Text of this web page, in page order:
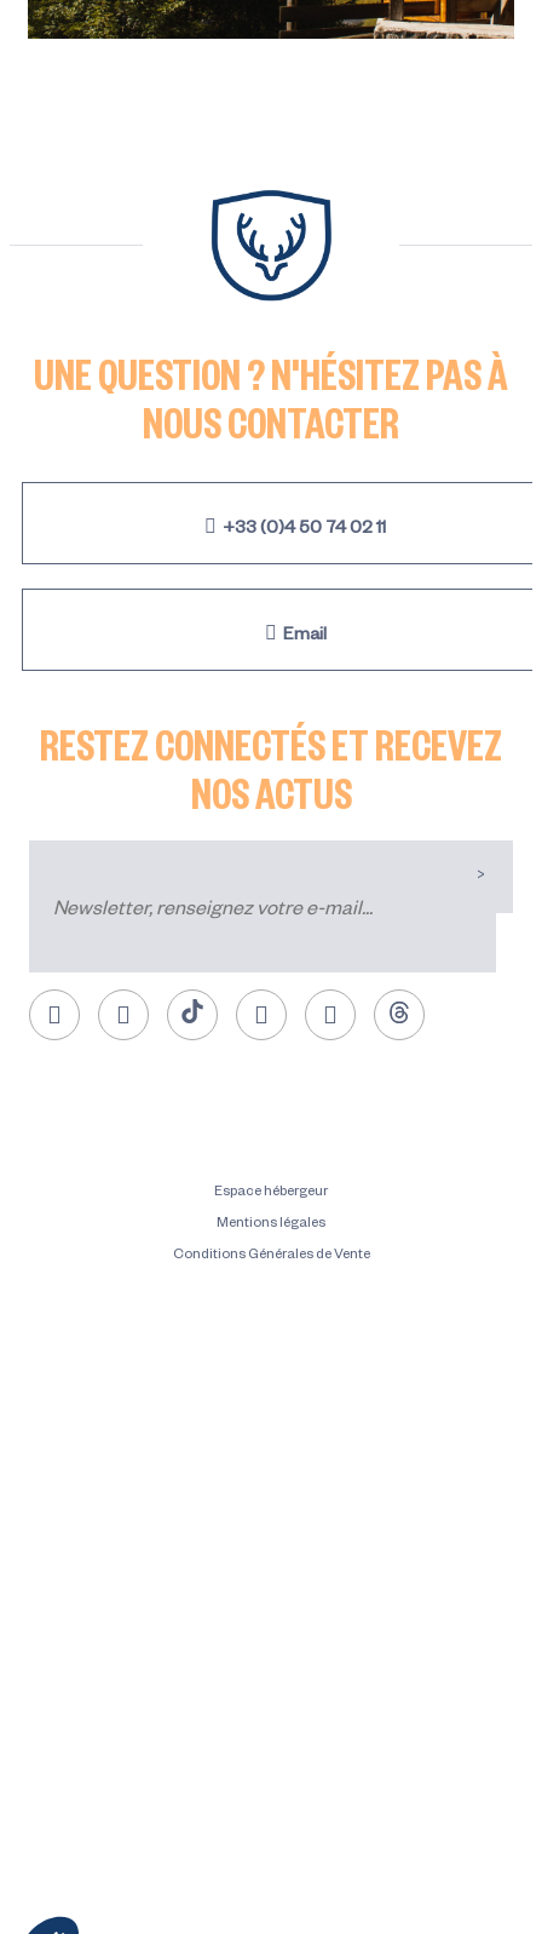
UNE QUESTION ? N'HÉSITEZ PAS À
NOUS CONTACTER
+33 (0)4 50 74 02 11
Email
RESTEZ CONNECTÉS ET RECEVEZ
NOS ACTUS
Espace hébergeur
Mentions légales
Conditions Générales de Vente